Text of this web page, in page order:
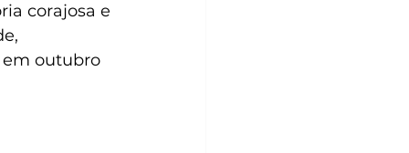
corajosa e
em outubro